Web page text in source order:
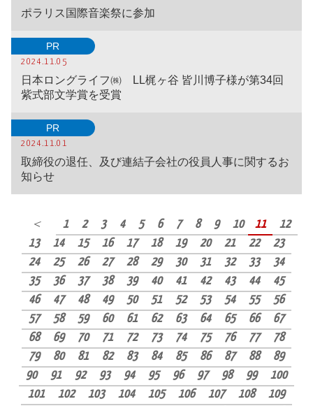
ポラリス国際音楽祭に参加
PR
2024.11.05
日本ロングライフ㈱ LL梶ヶ谷 皆川博子様が第34回
紫式部文学賞を受賞
PR
2024.11.01
取締役の退任、及び連結子会社の役員人事に関するお
知らせ
＜ 1 2 3 4 5 6 7 8 9 10 11
12
13
14 15 16 17 18 19 20 21 22
23
24
25 26 27 28 29 30 31 32 33
34
35
36 37 38 39 40 41 42 43 44
45
46
47 48 49 50 51 52 53 54 55
56
57
58 59 60 61 62 63 64 65 66
67
68
69 70 71 72 73 74 75 76 77
78
79
80 81 82 83 84 85 86 87 88
89
90
91 92 93 94 95 96 97 98 99
100
101
102 103 104 105 106 107 108
109